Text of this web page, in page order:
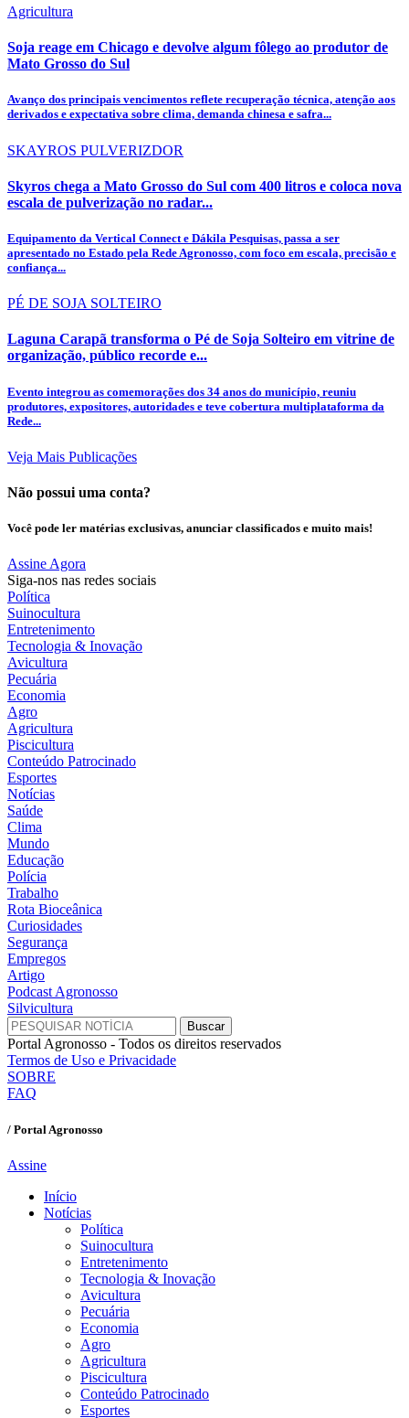
Agricultura
Soja reage em Chicago e devolve algum fôlego ao produtor de
Mato Grosso do Sul
Avanço dos principais vencimentos reflete recuperação técnica, atenção aos
derivados e expectativa sobre clima, demanda chinesa e safra...
SKAYROS PULVERIZDOR
Skyros chega a Mato Grosso do Sul com 400 litros e coloca nova
escala de pulverização no radar...
Equipamento da Vertical Connect e Dákila Pesquisas, passa a ser
apresentado no Estado pela Rede Agronosso, com foco em escala, precisão e
confiança...
PÉ DE SOJA SOLTEIRO
Laguna Carapã transforma o Pé de Soja Solteiro em vitrine de
organização, público recorde e...
Evento integrou as comemorações dos 34 anos do município, reuniu
produtores, expositores, autoridades e teve cobertura multiplataforma da
Rede...
Veja Mais Publicações
Não possui uma conta?
Você pode ler matérias exclusivas, anunciar classificados e muito mais!
Assine Agora
Siga-nos nas redes sociais
Política
Suinocultura
Entretenimento
Tecnologia & Inovação
Avicultura
Pecuária
Economia
Agro
Agricultura
Piscicultura
Conteúdo Patrocinado
Esportes
Notícias
Saúde
Clima
Mundo
Educação
Polícia
Trabalho
Rota Bioceânica
Curiosidades
Segurança
Empregos
Artigo
Podcast Agronosso
Silvicultura
Portal Agronosso - Todos os direitos reservados
Termos de Uso e Privacidade
SOBRE
FAQ
/ Portal Agronosso
Assine
Início
Notícias
Política
Suinocultura
Entretenimento
Tecnologia & Inovação
Avicultura
Pecuária
Economia
Agro
Agricultura
Piscicultura
Conteúdo Patrocinado
Esportes